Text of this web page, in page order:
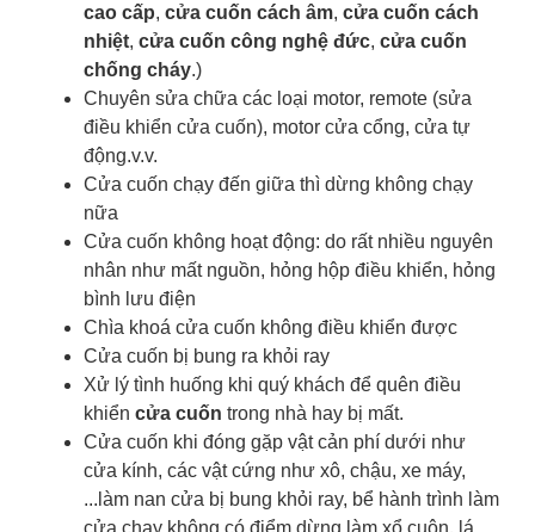
cao cấp, cửa cuốn cách âm, cửa cuốn cách
nhiệt, cửa cuốn công nghệ đức, cửa cuốn
chống cháy.)
Chuyên sửa chữa các loại motor, remote (sửa
điều khiển cửa cuốn), motor cửa cổng, cửa tự
động.v.v.
Cửa cuốn chạy đến giữa thì dừng không chạy
nữa
Cửa cuốn không hoạt động: do rất nhiều nguyên
nhân như mất nguồn, hỏng hộp điều khiển, hỏng
bình lưu điện
Chìa khoá cửa cuốn không điều khiển được
Cửa cuốn bị bung ra khỏi ray
Xử lý tình huống khi quý khách để quên điều
khiển cửa cuốn trong nhà hay bị mất.
Cửa cuốn khi đóng gặp vật cản phí dưới như
cửa kính, các vật cứng như xô, chậu, xe máy,
...làm nan cửa bị bung khỏi ray, bể hành trình làm
cửa chạy không có điểm dừng làm xổ cuộn, lá